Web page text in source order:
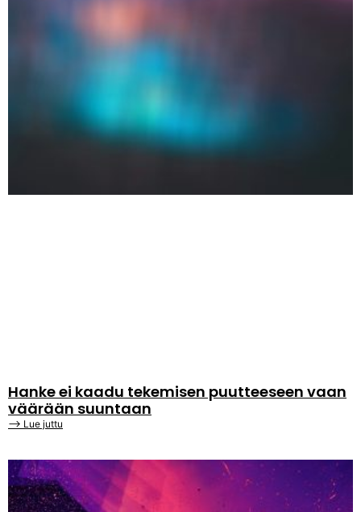
Hanke ei kaadu tekemisen puutteeseen vaan
väärään suuntaan
⟶ Lue juttu